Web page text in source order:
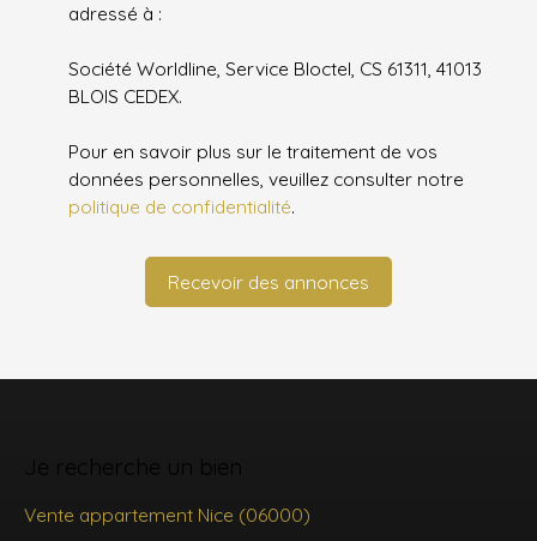
adressé à :
Société Worldline, Service Bloctel, CS 61311, 41013
BLOIS CEDEX.
Pour en savoir plus sur le traitement de vos
données personnelles, veuillez consulter notre
politique de confidentialité.
Recevoir des annonces
Je recherche un bien
Vente appartement Nice (06000)